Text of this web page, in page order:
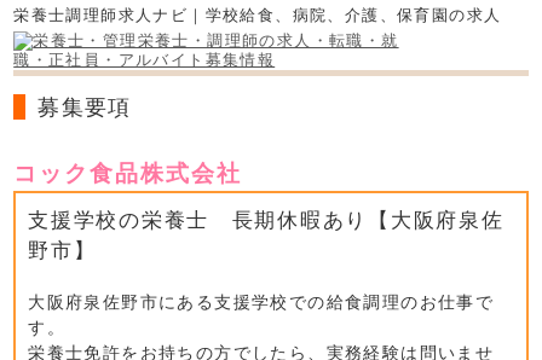
栄養士調理師求人ナビ｜学校給食、病院、介護、保育園の求人
募集要項
コック食品株式会社
支援学校の栄養士 長期休暇あり【大阪府泉佐
野市】
大阪府泉佐野市にある支援学校での給食調理のお仕事で
す。
栄養士免許をお持ちの方でしたら、実務経験は問いませ